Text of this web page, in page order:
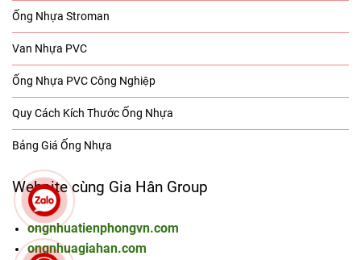
Ống Nhựa Stroman
Van Nhựa PVC
Ống Nhựa PVC Công Nghiệp
Quy Cách Kích Thước Ống Nhựa
Bảng Giá Ống Nhựa
Website cùng Gia Hân Group
ongnhuatienphongvn.com
ongnhuagiahan.com